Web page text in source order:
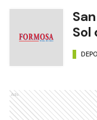
Sol
Ads